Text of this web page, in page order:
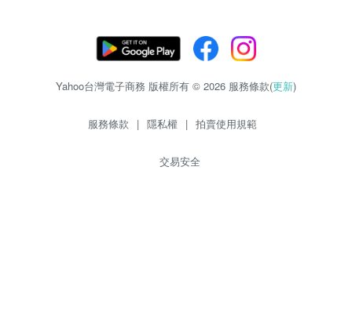
Yahoo台灣電子商務 版權所有 © 2026 服務條款(更新)
服務條款 | 隱私權 | 拍賣使用規範
交易安全